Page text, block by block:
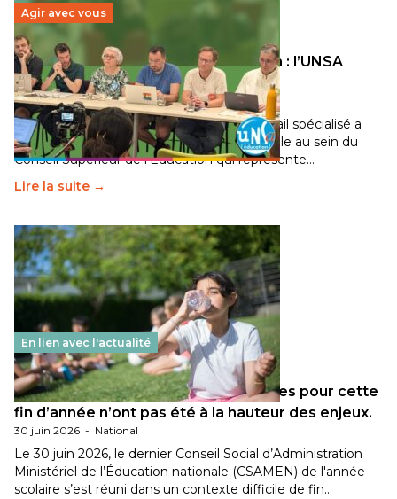
Agir avec vous
Transition écologique de l’éducation : l’UNSA
Éducation fait bouger les lignes
30 juin 2026-National
Pendant plusieurs mois, un groupe de travail spécialisé a
travaillé sur la transition écologique de l’Ecole au sein du
Conseil Supérieur de l’Éducation qui représente…
Lire la suite →
En lien avec l'actualité
Les décisions ministérielles attendues pour cette
fin d’année n’ont pas été à la hauteur des enjeux.
30 juin 2026 - National
Le 30 juin 2026, le dernier Conseil Social d’Administration
Ministériel de l’Éducation nationale (CSAMEN) de l'année
scolaire s’est réuni dans un contexte difficile de fin…